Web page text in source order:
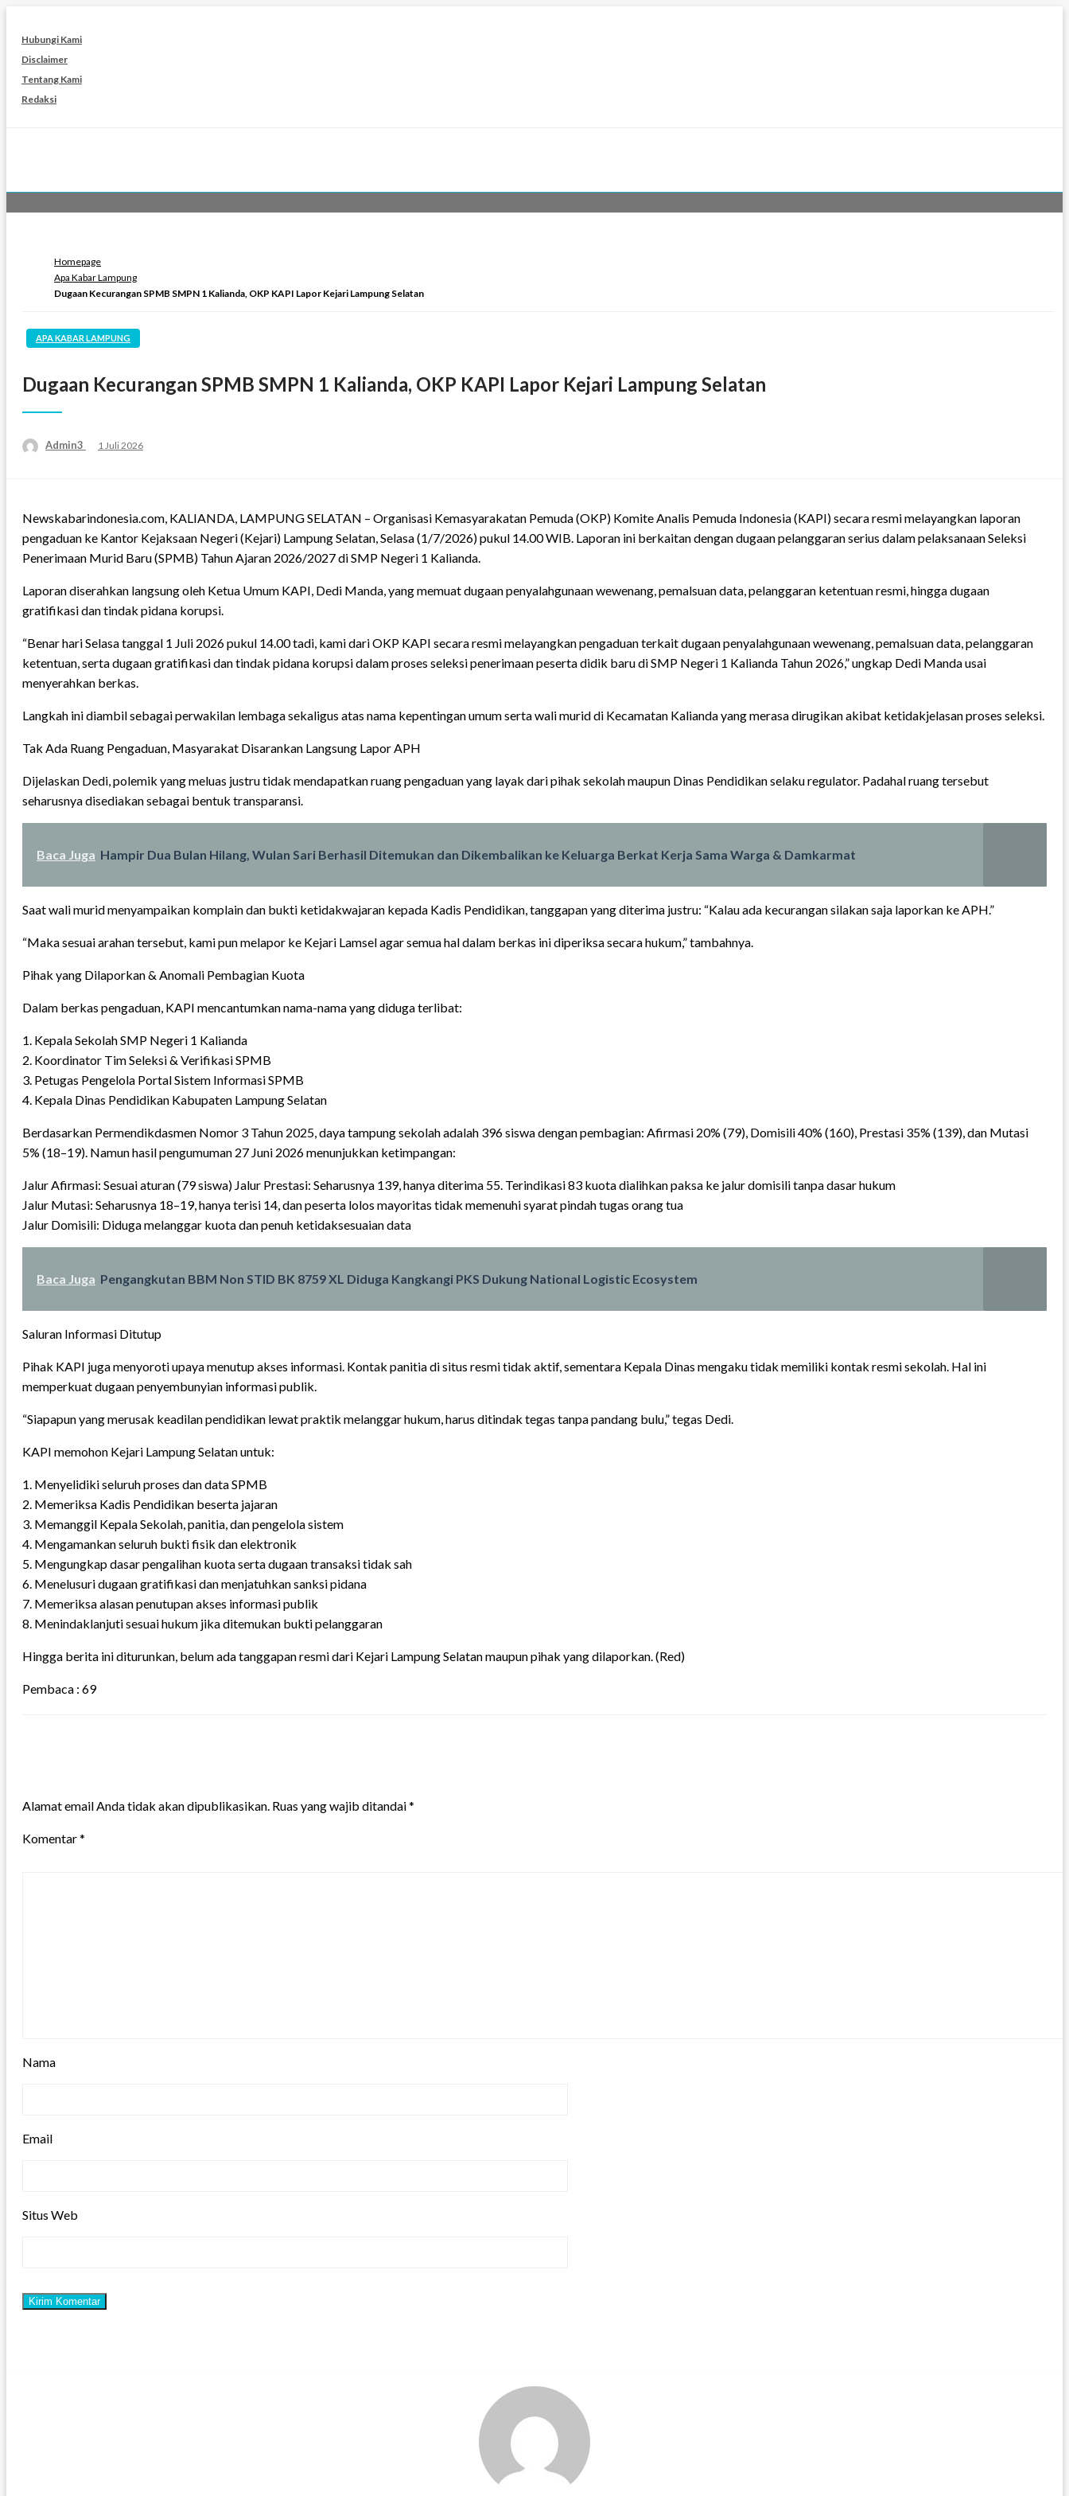
content
Hubungi Kami
Disclaimer
Tentang Kami
Redaksi
Homepage
Apa Kabar Lampung
Dugaan Kecurangan SPMB SMPN 1 Kalianda, OKP KAPI Lapor Kejari Lampung Selatan
APA KABAR LAMPUNG
Dugaan Kecurangan SPMB SMPN 1 Kalianda, OKP KAPI Lapor Kejari Lampung Selatan
Admin3
Posted
1 Juli 2026
Newskabarindonesia.com, KALIANDA, LAMPUNG SELATAN – Organisasi Kemasyarakatan Pemuda (OKP) Komite Analis Pemuda Indonesia (KAPI) secara resmi melayangkan laporan
pengaduan ke Kantor Kejaksaan Negeri (Kejari) Lampung Selatan, Selasa (1/7/2026) pukul 14.00 WIB. Laporan ini berkaitan dengan dugaan pelanggaran serius dalam pelaksanaan Seleksi
Penerimaan Murid Baru (SPMB) Tahun Ajaran 2026/2027 di SMP Negeri 1 Kalianda.
Laporan diserahkan langsung oleh Ketua Umum KAPI, Dedi Manda, yang memuat dugaan penyalahgunaan wewenang, pemalsuan data, pelanggaran ketentuan resmi, hingga dugaan
gratifikasi dan tindak pidana korupsi.
“Benar hari Selasa tanggal 1 Juli 2026 pukul 14.00 tadi, kami dari OKP KAPI secara resmi melayangkan pengaduan terkait dugaan penyalahgunaan wewenang, pemalsuan data, pelanggaran
ketentuan, serta dugaan gratifikasi dan tindak pidana korupsi dalam proses seleksi penerimaan peserta didik baru di SMP Negeri 1 Kalianda Tahun 2026,” ungkap Dedi Manda usai
menyerahkan berkas.
Langkah ini diambil sebagai perwakilan lembaga sekaligus atas nama kepentingan umum serta wali murid di Kecamatan Kalianda yang merasa dirugikan akibat ketidakjelasan proses seleksi.
Tak Ada Ruang Pengaduan, Masyarakat Disarankan Langsung Lapor APH
Dijelaskan Dedi, polemik yang meluas justru tidak mendapatkan ruang pengaduan yang layak dari pihak sekolah maupun Dinas Pendidikan selaku regulator. Padahal ruang tersebut
seharusnya disediakan sebagai bentuk transparansi.
Baca Juga Hampir Dua Bulan Hilang, Wulan Sari Berhasil Ditemukan dan Dikembalikan ke Keluarga Berkat Kerja Sama Warga & Damkarmat
Saat wali murid menyampaikan komplain dan bukti ketidakwajaran kepada Kadis Pendidikan, tanggapan yang diterima justru: “Kalau ada kecurangan silakan saja laporkan ke APH.”
“Maka sesuai arahan tersebut, kami pun melapor ke Kejari Lamsel agar semua hal dalam berkas ini diperiksa secara hukum,” tambahnya.
Pihak yang Dilaporkan & Anomali Pembagian Kuota
Dalam berkas pengaduan, KAPI mencantumkan nama-nama yang diduga terlibat:
1. Kepala Sekolah SMP Negeri 1 Kalianda
2. Koordinator Tim Seleksi & Verifikasi SPMB
3. Petugas Pengelola Portal Sistem Informasi SPMB
4. Kepala Dinas Pendidikan Kabupaten Lampung Selatan
Berdasarkan Permendikdasmen Nomor 3 Tahun 2025, daya tampung sekolah adalah 396 siswa dengan pembagian: Afirmasi 20% (79), Domisili 40% (160), Prestasi 35% (139), dan Mutasi
5% (18–19). Namun hasil pengumuman 27 Juni 2026 menunjukkan ketimpangan:
Jalur Afirmasi: Sesuai aturan (79 siswa) Jalur Prestasi: Seharusnya 139, hanya diterima 55. Terindikasi 83 kuota dialihkan paksa ke jalur domisili tanpa dasar hukum
Jalur Mutasi: Seharusnya 18–19, hanya terisi 14, dan peserta lolos mayoritas tidak memenuhi syarat pindah tugas orang tua
Jalur Domisili: Diduga melanggar kuota dan penuh ketidaksesuaian data
Baca Juga Pengangkutan BBM Non STID BK 8759 XL Diduga Kangkangi PKS Dukung National Logistic Ecosystem
Saluran Informasi Ditutup
Pihak KAPI juga menyoroti upaya menutup akses informasi. Kontak panitia di situs resmi tidak aktif, sementara Kepala Dinas mengaku tidak memiliki kontak resmi sekolah. Hal ini
memperkuat dugaan penyembunyian informasi publik.
“Siapapun yang merusak keadilan pendidikan lewat praktik melanggar hukum, harus ditindak tegas tanpa pandang bulu,” tegas Dedi.
KAPI memohon Kejari Lampung Selatan untuk:
1. Menyelidiki seluruh proses dan data SPMB
2. Memeriksa Kadis Pendidikan beserta jajaran
3. Memanggil Kepala Sekolah, panitia, dan pengelola sistem
4. Mengamankan seluruh bukti fisik dan elektronik
5. Mengungkap dasar pengalihan kuota serta dugaan transaksi tidak sah
6. Menelusuri dugaan gratifikasi dan menjatuhkan sanksi pidana
7. Memeriksa alasan penutupan akses informasi publik
8. Menindaklanjuti sesuai hukum jika ditemukan bukti pelanggaran
Hingga berita ini diturunkan, belum ada tanggapan resmi dari Kejari Lampung Selatan maupun pihak yang dilaporkan. (Red)
Pembaca : 69
Alamat email Anda tidak akan dipublikasikan. Ruas yang wajib ditandai*
Komentar*
Nama
Email
Situs Web